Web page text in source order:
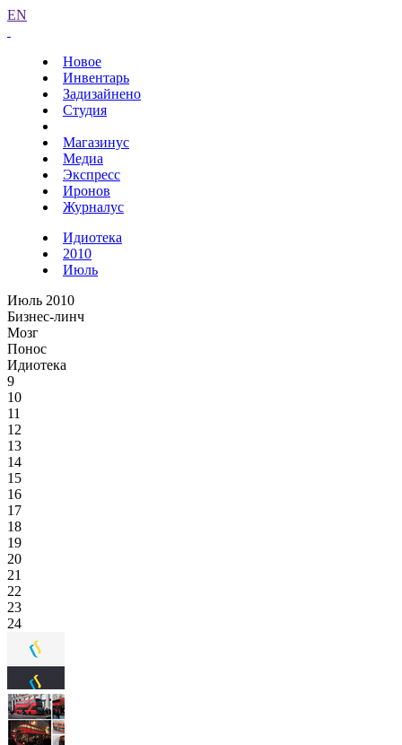
EN
Новое
Инвентарь
Задизайнено
Студия
Магазинус
Медиа
Экспресс
Иронов
Журналус
Идиотека
2010
Июль
Июль 2010
Бизнес-линч
Мозг
Понос
Идиотека
9
10
11
12
13
14
15
16
17
18
19
20
21
22
23
24